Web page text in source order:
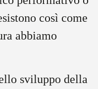
così come
abbiamo
sviluppo della